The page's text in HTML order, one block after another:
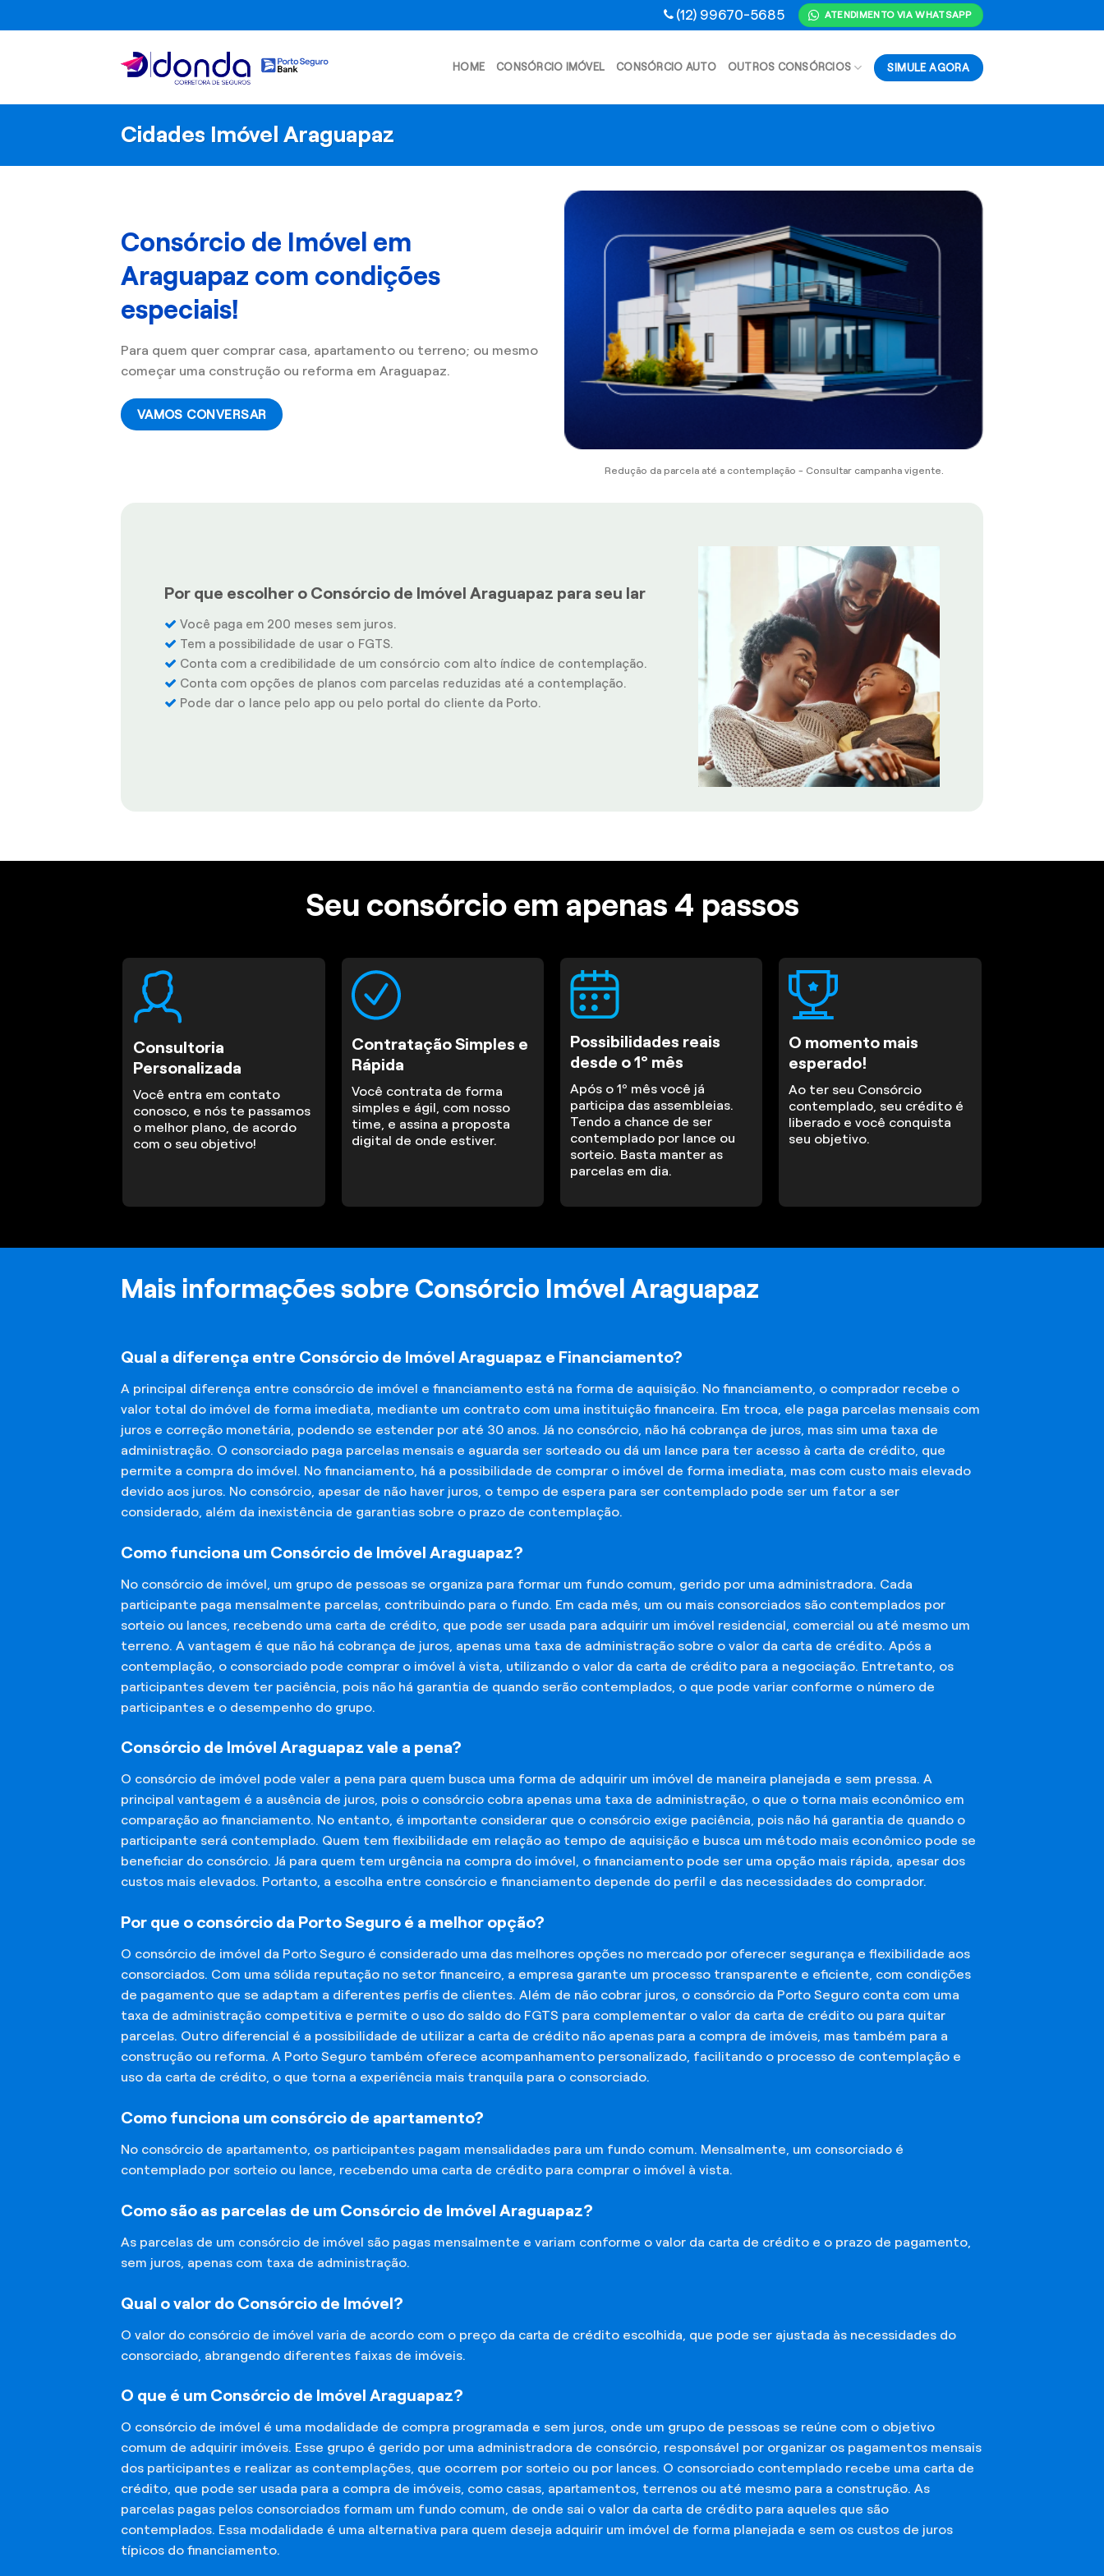
to
(12) 99670-5685 ATENDIMENTO VIA WHATSAPP
HOME CONSÓRCIO IMÓVEL CONSÓRCIO AUTO OUTROS CONSÓRCIOS SIMULE AGORA
Cidades Imóvel Araguapaz
Consórcio de Imóvel em
Araguapaz com condições
especiais!
Para quem quer comprar casa, apartamento ou terreno; ou mesmo
começar uma construção ou reforma em Araguapaz.
VAMOS CONVERSAR
Redução da parcela até a contemplação - Consultar campanha vigente.
Por que escolher o Consórcio de Imóvel Araguapaz para seu lar
Você paga em 200 meses sem juros.
Tem a possibilidade de usar o FGTS.
Conta com a credibilidade de um consórcio com alto índice de contemplação.
Conta com opções de planos com parcelas reduzidas até a contemplação.
Pode dar o lance pelo app ou pelo portal do cliente da Porto.
Seu consórcio em apenas 4 passos
Consultoria
Personalizada
Você entra em contato
conosco, e nós te passamos
o melhor plano, de acordo
com o seu objetivo!
Contratação Simples e
Rápida
Você contrata de forma
simples e ágil, com nosso
time, e assina a proposta
digital de onde estiver.
Possibilidades reais
desde o 1º mês
Após o 1º mês você já
participa das assembleias.
Tendo a chance de ser
contemplado por lance ou
sorteio. Basta manter as
parcelas em dia.
O momento mais
esperado!
Ao ter seu Consórcio
contemplado, seu crédito é
liberado e você conquista
seu objetivo.
Mais informações sobre Consórcio Imóvel Araguapaz
Qual a diferença entre Consórcio de Imóvel Araguapaz e Financiamento?
A principal diferença entre consórcio de imóvel e financiamento está na forma de aquisição. No financiamento, o comprador recebe o
valor total do imóvel de forma imediata, mediante um contrato com uma instituição financeira. Em troca, ele paga parcelas mensais com
juros e correção monetária, podendo se estender por até 30 anos. Já no consórcio, não há cobrança de juros, mas sim uma taxa de
administração. O consorciado paga parcelas mensais e aguarda ser sorteado ou dá um lance para ter acesso à carta de crédito, que
permite a compra do imóvel. No financiamento, há a possibilidade de comprar o imóvel de forma imediata, mas com custo mais elevado
devido aos juros. No consórcio, apesar de não haver juros, o tempo de espera para ser contemplado pode ser um fator a ser
considerado, além da inexistência de garantias sobre o prazo de contemplação.
Como funciona um Consórcio de Imóvel Araguapaz?
No consórcio de imóvel, um grupo de pessoas se organiza para formar um fundo comum, gerido por uma administradora. Cada
participante paga mensalmente parcelas, contribuindo para o fundo. Em cada mês, um ou mais consorciados são contemplados por
sorteio ou lances, recebendo uma carta de crédito, que pode ser usada para adquirir um imóvel residencial, comercial ou até mesmo um
terreno. A vantagem é que não há cobrança de juros, apenas uma taxa de administração sobre o valor da carta de crédito. Após a
contemplação, o consorciado pode comprar o imóvel à vista, utilizando o valor da carta de crédito para a negociação. Entretanto, os
participantes devem ter paciência, pois não há garantia de quando serão contemplados, o que pode variar conforme o número de
participantes e o desempenho do grupo.
Consórcio de Imóvel Araguapaz vale a pena?
O consórcio de imóvel pode valer a pena para quem busca uma forma de adquirir um imóvel de maneira planejada e sem pressa. A
principal vantagem é a ausência de juros, pois o consórcio cobra apenas uma taxa de administração, o que o torna mais econômico em
comparação ao financiamento. No entanto, é importante considerar que o consórcio exige paciência, pois não há garantia de quando o
participante será contemplado. Quem tem flexibilidade em relação ao tempo de aquisição e busca um método mais econômico pode se
beneficiar do consórcio. Já para quem tem urgência na compra do imóvel, o financiamento pode ser uma opção mais rápida, apesar dos
custos mais elevados. Portanto, a escolha entre consórcio e financiamento depende do perfil e das necessidades do comprador.
Por que o consórcio da Porto Seguro é a melhor opção?
O consórcio de imóvel da Porto Seguro é considerado uma das melhores opções no mercado por oferecer segurança e flexibilidade aos
consorciados. Com uma sólida reputação no setor financeiro, a empresa garante um processo transparente e eficiente, com condições
de pagamento que se adaptam a diferentes perfis de clientes. Além de não cobrar juros, o consórcio da Porto Seguro conta com uma
taxa de administração competitiva e permite o uso do saldo do FGTS para complementar o valor da carta de crédito ou para quitar
parcelas. Outro diferencial é a possibilidade de utilizar a carta de crédito não apenas para a compra de imóveis, mas também para a
construção ou reforma. A Porto Seguro também oferece acompanhamento personalizado, facilitando o processo de contemplação e
uso da carta de crédito, o que torna a experiência mais tranquila para o consorciado.
Como funciona um consórcio de apartamento?
No consórcio de apartamento, os participantes pagam mensalidades para um fundo comum. Mensalmente, um consorciado é
contemplado por sorteio ou lance, recebendo uma carta de crédito para comprar o imóvel à vista.
Como são as parcelas de um Consórcio de Imóvel Araguapaz?
As parcelas de um consórcio de imóvel são pagas mensalmente e variam conforme o valor da carta de crédito e o prazo de pagamento,
sem juros, apenas com taxa de administração.
Qual o valor do Consórcio de Imóvel?
O valor do consórcio de imóvel varia de acordo com o preço da carta de crédito escolhida, que pode ser ajustada às necessidades do
consorciado, abrangendo diferentes faixas de imóveis.
O que é um Consórcio de Imóvel Araguapaz?
O consórcio de imóvel é uma modalidade de compra programada e sem juros, onde um grupo de pessoas se reúne com o objetivo
comum de adquirir imóveis. Esse grupo é gerido por uma administradora de consórcio, responsável por organizar os pagamentos mensais
dos participantes e realizar as contemplações, que ocorrem por sorteio ou por lances. O consorciado contemplado recebe uma carta de
crédito, que pode ser usada para a compra de imóveis, como casas, apartamentos, terrenos ou até mesmo para a construção. As
parcelas pagas pelos consorciados formam um fundo comum, de onde sai o valor da carta de crédito para aqueles que são
contemplados. Essa modalidade é uma alternativa para quem deseja adquirir um imóvel de forma planejada e sem os custos de juros
típicos do financiamento.